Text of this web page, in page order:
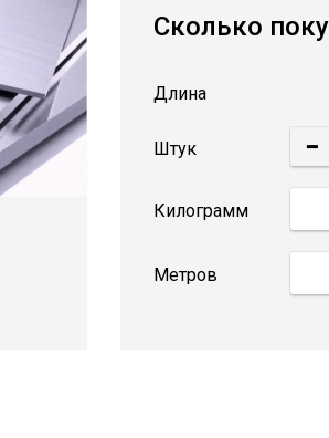
Сколько
Длина
Штук −
Килограмм
Метров